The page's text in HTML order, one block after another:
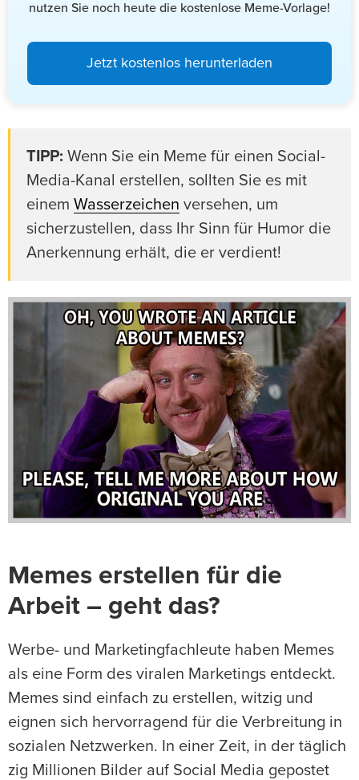
nutzen Sie noch heute die kostenlose Meme-Vorlage!
Jetzt kostenlos herunterladen
TIPP: Wenn Sie ein Meme für einen Social-
Media-Kanal erstellen, sollten Sie es mit
einem Wasserzeichen versehen, um
sicherzustellen, dass Ihr Sinn für Humor die
Anerkennung erhält, die er verdient!
Memes erstellen für die
Arbeit – geht das?
Werbe- und Marketingfachleute haben Memes
als eine Form des viralen Marketings entdeckt.
Memes sind einfach zu erstellen, witzig und
eignen sich hervorragend für die Verbreitung in
sozialen Netzwerken. In einer Zeit, in der täglich
zig Millionen Bilder auf Social Media gepostet